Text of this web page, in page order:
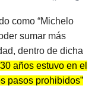
como “Michelo
sumar más
dentro de dicha
años estuvo en el
pasos prohibidos”